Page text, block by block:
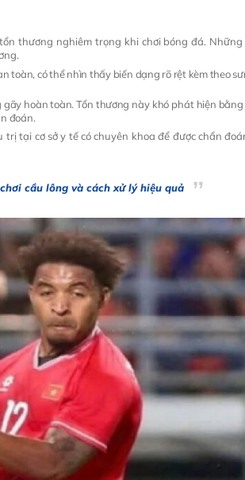
thương nghiêm trọng khi chơi bóng đá.
toàn, có thể nhìn thấy biến dạng rõ rệt kèm theo
hoàn toàn. Tổn thương này khó phát hiện
đoán.
tại cơ sở y tế có chuyên khoa để được chẩn
cầu lông và cách xử lý hiệu quả